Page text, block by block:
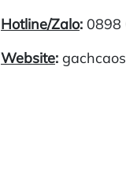
Hotline/Zalo: 0898
Website: